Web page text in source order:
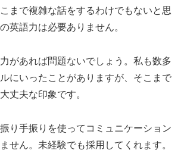
まで複雑な話をするわけでもないと思
英語力は必要ありません。
があれば問題ないでしょう。私も数多
にいったことがありますが、そこまで
丈夫な印象です。
り手振りを使ってコミュニケーション
せん。未経験でも採用してくれます。